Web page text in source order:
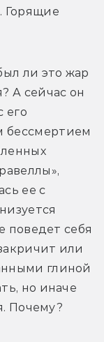
Горящие
ли это жар
А сейчас он
его
бессмертием
ее с
поведет себя
или
глиной
но иначе
Почему?